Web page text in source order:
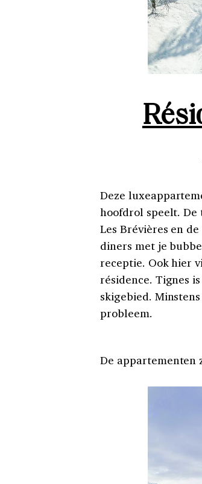
Deze
hoofdrol speelt. De
Les Brévières en
diners met je
receptie. Ook hier
résidence. Tignes
skigebied.
probleem.
De appartementen